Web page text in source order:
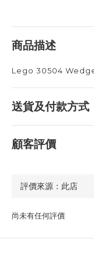
商品描述
Lego 30504
送貨及付款方式
顧客評價
尚未有任何評價